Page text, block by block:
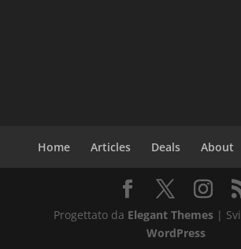
Home Articles Deals About
Progettato da Elegant Themes |
WordPress